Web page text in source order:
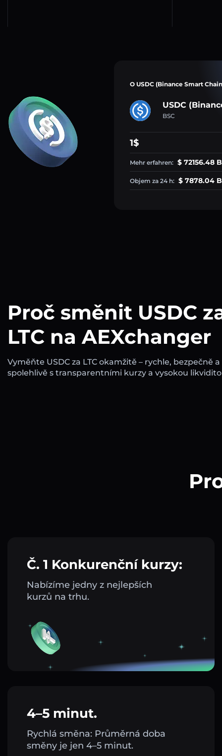
O USDC (Binance Smart
USDC
BSC
1$
Mehr erfahren: $ 72156.48 B
Objem za 24 h: $ 7878.04 B
Proč směnit USDC
LTC na AEXchanger
Vyměňte USDC za LTC okamžitě – rychle, bezpečně a
spolehlivě s transparentními kurzy a vysokou
Č. 1 Konkurenční kurzy:
Nabízíme jedny z nejlepších
kurzů na trhu.
4–5 minut.
Rychlá směna: Průměrná doba
směny je jen 4–5 minut.